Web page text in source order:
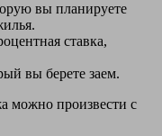
вы планируете
ставка,
вы берете заем.
можно произвести с